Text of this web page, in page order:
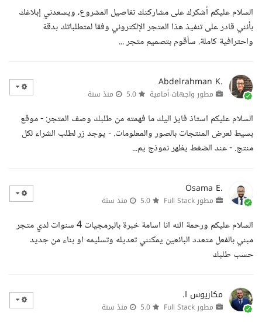
السلام عليكم أشكرك على مشاركتك تفاصيل المشروع، ويسعدني إبلاغك
بأنني قادر على تنفيذ هذا المتجر الإلكتروني وفقا لمتطلباتك بدقة
واحترافية كاملة. سأقوم بتصميم متجر ...
Abdelrahman K.
مطور واجهات أمامية منذ سنة
السلام عليكم استاذ فايز اليك ما فهمته من طلبك وصف المتجر: - موقع
بسيط لعرض المنتجات بالصور والمعلومات. - يوجد زر لطلب الشراء لكل
منتج. - عند الضغط يظهر نموذج يم...
Osama E.
مطور Full Stack منذ سنة
السلام عليكم ورحمة الله انا اسامة خبرة بالبرمجيات 4 سنوات لدي متجر
مبني بالفعل متعدد البائعين يمكنني تعديله وتسليمه او بناء من جديد
حسب طلبك
مكاريوس ا.
مطور Full Stack منذ سنة